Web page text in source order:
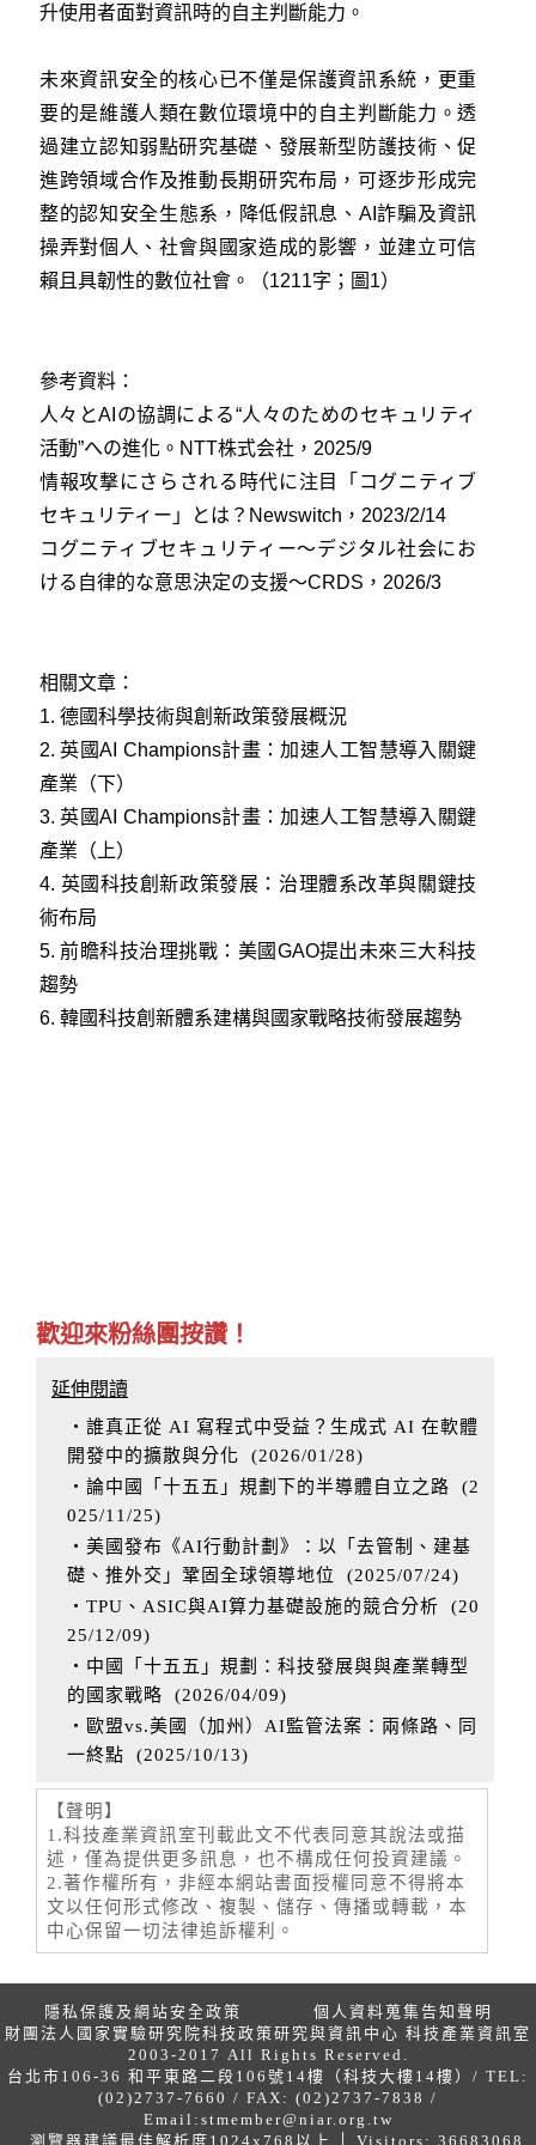
升使用者面對資訊時的自主判斷能力。
未來資訊安全的核心已不僅是保護資訊系統，更重
要的是維護人類在數位環境中的自主判斷能力。透
過建立認知弱點研究基礎、發展新型防護技術、促
進跨領域合作及推動長期研究布局，可逐步形成完
整的認知安全生態系，降低假訊息、AI詐騙及資訊
操弄對個人、社會與國家造成的影響，並建立可信
賴且具韌性的數位社會。
（1211字；圖1）
參考資料：
人々とAIの協調による“人々のためのセキュリティ
活動”への進化。NTT株式会社，2025/9
情報攻撃にさらされる時代に注目「コグニティブ
セキュリティー」とは？Newswitch，2023/2/14
コグニティブセキュリティー～デジタル社会にお
ける自律的な意思決定の支援～CRDS，2026/3
相關文章：
1. 德國科學技術與創新政策發展概況
2.英國AI Champions計畫：加速人工智慧導入關鍵
產業（下）
3.英國AI Champions計畫：加速人工智慧導入關鍵
產業（上）
4. 英國科技創新政策發展：治理體系改革與關鍵技
術布局
5.前瞻科技治理挑戰：美國GAO提出未來三大科技
趨勢
6. 韓國科技創新體系建構與國家戰略技術發展趨勢
歡迎來粉絲團按讚！
延伸閱讀
‧誰真正從 AI 寫程式中受益？生成式 AI 在軟體
開發中的擴散與分化 (2026/01/28)
‧論中國「十五五」規劃下的半導體自立之路 (2
025/11/25)
‧美國發布《AI行動計劃》：以「去管制、建基
礎、推外交」鞏固全球領導地位
(2025/07/24)
‧TPU、ASIC與AI算力基礎設施的競合分析 (20
25/12/09)
‧中國「十五五」規劃：科技發展與與產業轉型
的國家戰略 (2026/04/09)
‧歐盟vs.美國（加州）AI監管法案：兩條路、同
一終點 (2025/10/13)
【聲明】
1.科技產業資訊室刊載此文不代表同意其說法或描
述，僅為提供更多訊息，也不構成任何投資建議。
2.著作權所有，非經本網站書面授權同意不得將本
文以任何形式修改、複製、儲存、傳播或轉載，本
中心保留一切法律追訴權利。
隱私保護及網站安全政策
個人資料蒐集告知聲明
財團法人國家實驗研究院科技政策研究與資訊中心 科技產業資訊室
2003-2017 All Rights Reserved.
台北市106-36 和平東路二段106號14樓（科技大樓14樓）/ TEL:
(02)2737-7660 / FAX: (02)2737-7838 /
Email: stmember@niar.org.tw
瀏覽器建議最佳解析度1024x768以上 │ Visitors: 36683068